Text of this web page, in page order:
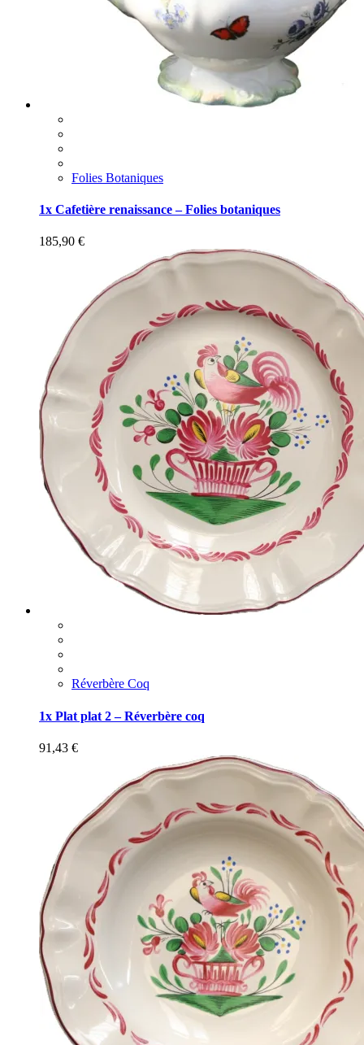
Folies Botaniques
1x Cafetière renaissance – Folies botaniques
185,90 €
Réverbère Coq
1x Plat plat 2 – Réverbère coq
91,43 €